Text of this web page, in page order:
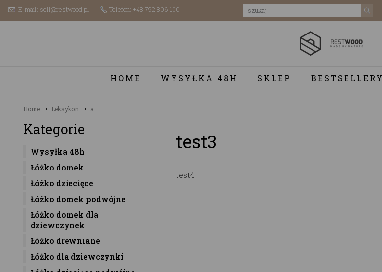
E-mail: sell@restwood.pl Telefon: +48 792 806 100
HOME WYSYŁKA 48H SKLEP BESTSELLERY
Home Leksykon a
Kategorie
Wysyłka 48h
Łóżko domek
Łóżko dziecięce
Łóżko domek podwójne
Łóżko domek dla
dziewczynek
Łóżko drewniane
Łóżko dla dziewczynki
test3
test4